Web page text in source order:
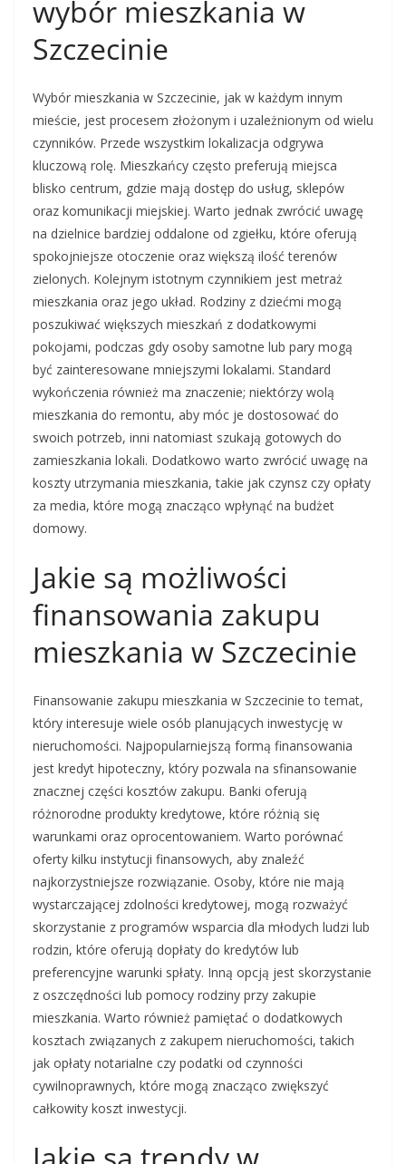
wybór mieszkania w
Szczecinie
Wybór mieszkania w Szczecinie, jak w każdym innym
mieście, jest procesem złożonym i uzależnionym od wielu
czynników. Przede wszystkim lokalizacja odgrywa
kluczową rolę. Mieszkańcy często preferują miejsca
blisko centrum, gdzie mają dostęp do usług, sklepów
oraz komunikacji miejskiej. Warto jednak zwrócić uwagę
na dzielnice bardziej oddalone od zgiełku, które oferują
spokojniejsze otoczenie oraz większą ilość terenów
zielonych. Kolejnym istotnym czynnikiem jest metraż
mieszkania oraz jego układ. Rodziny z dziećmi mogą
poszukiwać większych mieszkań z dodatkowymi
pokojami, podczas gdy osoby samotne lub pary mogą
być zainteresowane mniejszymi lokalami. Standard
wykończenia również ma znaczenie; niektórzy wolą
mieszkania do remontu, aby móc je dostosować do
swoich potrzeb, inni natomiast szukają gotowych do
zamieszkania lokali. Dodatkowo warto zwrócić uwagę na
koszty utrzymania mieszkania, takie jak czynsz czy opłaty
za media, które mogą znacząco wpłynąć na budżet
domowy.
Jakie są możliwości
finansowania zakupu
mieszkania w Szczecinie
Finansowanie zakupu mieszkania w Szczecinie to temat,
który interesuje wiele osób planujących inwestycję w
nieruchomości. Najpopularniejszą formą finansowania
jest kredyt hipoteczny, który pozwala na sfinansowanie
znacznej części kosztów zakupu. Banki oferują
różnorodne produkty kredytowe, które różnią się
warunkami oraz oprocentowaniem. Warto porównać
oferty kilku instytucji finansowych, aby znaleźć
najkorzystniejsze rozwiązanie. Osoby, które nie mają
wystarczającej zdolności kredytowej, mogą rozważyć
skorzystanie z programów wsparcia dla młodych ludzi lub
rodzin, które oferują dopłaty do kredytów lub
preferencyjne warunki spłaty. Inną opcją jest skorzystanie
z oszczędności lub pomocy rodziny przy zakupie
mieszkania. Warto również pamiętać o dodatkowych
kosztach związanych z zakupem nieruchomości, takich
jak opłaty notarialne czy podatki od czynności
cywilnoprawnych, które mogą znacząco zwiększyć
całkowity koszt inwestycji.